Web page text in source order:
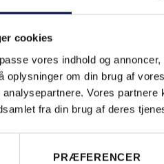
cookies
vores indhold og
oplysninger om din brug af
Vores
fra din brug af deres
PRÆFERENCER